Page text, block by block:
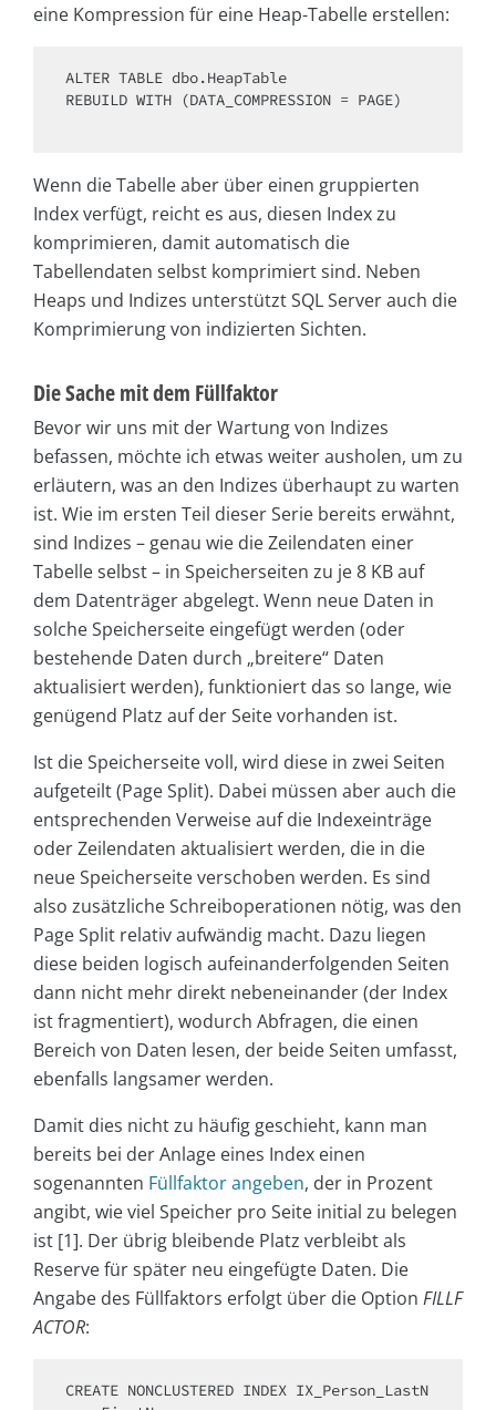
eine Kompression für eine Heap-Tabelle erstellen:
ALTER TABLE dbo.HeapTable
REBUILD WITH (DATA_COMPRESSION = PAGE)
Wenn die Tabelle aber über einen gruppierten
Index verfügt, reicht es aus, diesen Index zu
komprimieren, damit automatisch die
Tabellendaten selbst komprimiert sind. Neben
Heaps und Indizes unterstützt SQL Server auch die
Komprimierung von indizierten Sichten.
Die Sache mit dem Füllfaktor
Bevor wir uns mit der Wartung von Indizes
befassen, möchte ich etwas weiter ausholen, um zu
erläutern, was an den Indizes überhaupt zu warten
ist. Wie im ersten Teil dieser Serie bereits erwähnt,
sind Indizes – genau wie die Zeilendaten einer
Tabelle selbst – in Speicherseiten zu je 8 KB auf
dem Datenträger abgelegt. Wenn neue Daten in
solche Speicherseite eingefügt werden (oder
bestehende Daten durch „breitere“ Daten
aktualisiert werden), funktioniert das so lange, wie
genügend Platz auf der Seite vorhanden ist.
Ist die Speicherseite voll, wird diese in zwei Seiten
aufgeteilt (Page Split). Dabei müssen aber auch die
entsprechenden Verweise auf die Indexeinträge
oder Zeilendaten aktualisiert werden, die in die
neue Speicherseite verschoben werden. Es sind
also zusätzliche Schreiboperationen nötig, was den
Page Split relativ aufwändig macht. Dazu liegen
diese beiden logisch aufeinanderfolgenden Seiten
dann nicht mehr direkt nebeneinander (der Index
ist fragmentiert), wodurch Abfragen, die einen
Bereich von Daten lesen, der beide Seiten umfasst,
ebenfalls langsamer werden.
Damit dies nicht zu häufig geschieht, kann man
bereits bei der Anlage eines Index einen
sogenannten Füllfaktor angeben, der in Prozent
angibt, wie viel Speicher pro Seite initial zu belegen
ist [1]. Der übrig bleibende Platz verbleibt als
Reserve für später neu eingefügte Daten. Die
Angabe des Füllfaktors erfolgt über die Option FILLF
ACTOR:
CREATE NONCLUSTERED INDEX IX_Person_LastN